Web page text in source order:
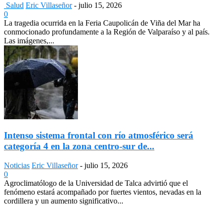
Salud Eric Villaseñor - julio 15, 2026
0
La tragedia ocurrida en la Feria Caupolicán de Viña del Mar ha
conmocionado profundamente a la Región de Valparaíso y al país.
Las imágenes,...
Intenso sistema frontal con río atmosférico será
categoría 4 en la zona centro-sur de...
Noticias Eric Villaseñor - julio 15, 2026
0
Agroclimatólogo de la Universidad de Talca advirtió que el
fenómeno estará acompañado por fuertes vientos, nevadas en la
cordillera y un aumento significativo...